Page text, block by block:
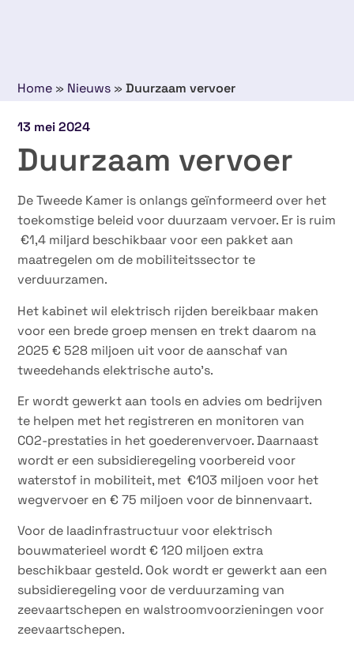
Home » Nieuws »Duurzaam vervoer
13 mei 2024
Duurzaam vervoer
De Tweede Kamer is onlangs geïnformeerd over het
toekomstige beleid voor duurzaam vervoer. Er is ruim
€1,4 miljard beschikbaar voor een pakket aan
maatregelen om de mobiliteitssector te
verduurzamen.
Het kabinet wil elektrisch rijden bereikbaar maken
voor een brede groep mensen en trekt daarom na
2025 € 528 miljoen uit voor de aanschaf van
tweedehands elektrische auto’s.
Er wordt gewerkt aan tools en advies om bedrijven
te helpen met het registreren en monitoren van
CO2-prestaties in het goederenvervoer. Daarnaast
wordt er een subsidieregeling voorbereid voor
waterstof in mobiliteit, met €103 miljoen voor het
wegvervoer en € 75 miljoen voor de binnenvaart.
Voor de laadinfrastructuur voor elektrisch
bouwmaterieel wordt € 120 miljoen extra
beschikbaar gesteld. Ook wordt er gewerkt aan een
subsidieregeling voor de verduurzaming van
zeevaartschepen en walstroomvoorzieningen voor
zeevaartschepen.